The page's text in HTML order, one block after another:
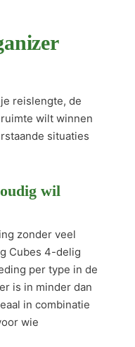
reislengte, de
wilt winnen
situaties
wil
zonder veel
Cubes 4-delig
per type in de
is in minder dan
in combinatie
wie